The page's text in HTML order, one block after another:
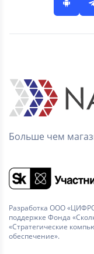
Больше чем
Разработка ООО
поддержке Фонда
«Стратегические
обеспечение».